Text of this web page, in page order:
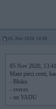
05. Nov 2020, 14:08
05 Nov 2020,
Mani pieci centi,
- Bloku
- sveces
- un VADU